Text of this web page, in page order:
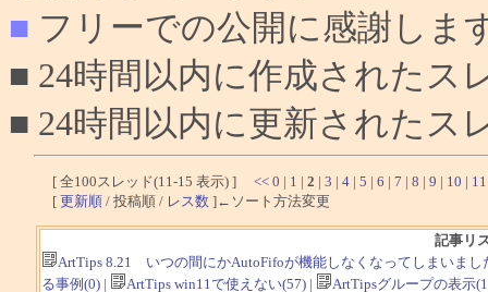
■ フリーでの公開に感謝しま
■ 24時間以内に作成されたス
■ 24時間以内に更新されたス
[ 全100スレッド(11-15 表示) ] << 0 | 1 | 2 | 3 | 4 | 5 | 6 | 7 | 8 | 9 | 10 | 11
[ 更新順 / 投稿順 / レス数 ]←ソート方法変更
記事リ
ArtTips 8.21 いつの間にかAutoFifoが機能しなくなってしまいまし
る事例(0)| ArtTips win11で使えない(57)|
ArtTipsグループの表示